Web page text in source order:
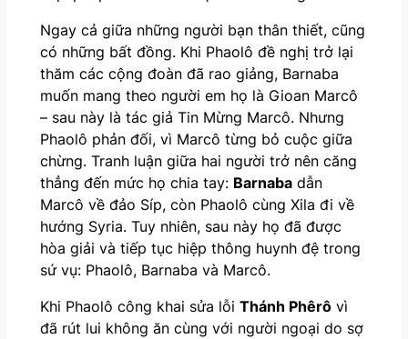
Ngay cả giữa những người bạn thân thiết, cũng
có những bất đồng. Khi Phaolô đề nghị trở lại
thăm các cộng đoàn đã rao giảng, Barnaba
muốn mang theo người em họ là Gioan Marcô
– sau này là tác giả Tin Mừng Marcô. Nhưng
Phaolô phản đối, vì Marcô từng bỏ cuộc giữa
chừng. Tranh luận giữa hai người trở nên căng
thẳng đến mức họ chia tay: Barnabadẫn
Marcô về đảo Síp, còn Phaolô cùng Xila đi về
hướng Syria. Tuy nhiên, sau này họ đã được
hòa giải và tiếp tục hiệp thông huynh đệ trong
sứ vụ: Phaolô, Barnaba và Marcô.
Khi Phaolô công khai sửa lỗi Thánh Phêrôvì
đã rút lui không ăn cùng với người ngoại do sợ